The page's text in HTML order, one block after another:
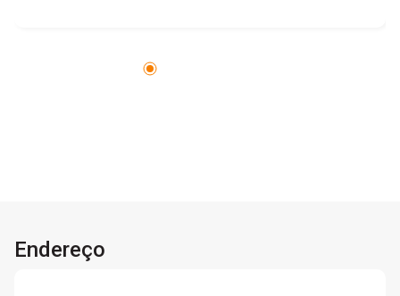
Endereço